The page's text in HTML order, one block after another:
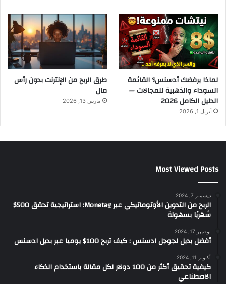
لماذا يرفضك أدسنس؟ القائمة
السوداء والذهبية للمجالات —
الدليل الكامل 2026
أبريل 1, 2026
طرق الربح من الإنترنت بدون رأس
مال
مارس 13, 2026
Most Viewed Posts
ديسمبر 7, 2024
الربح من التدوين الأوتوماتيكي عبر Monetag: استراتيجية تحقق 500$
شهريًا بسهولة
نوفمبر 17, 2024
أفضل بديل لجوجل ادسنس : كيف تربح 100$ يوميا عبر بديل ادسنس
أكتوبر 11, 2024
كيفية تحقيق أكثر من 100 دولار لكل مقالة باستخدام الذكاء
الاصطناعي